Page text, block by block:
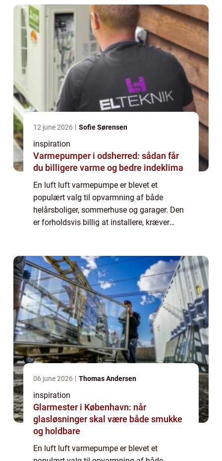
12 june 2026 Sofie Sørensen
inspiration
Varmepumper i odsherred: sådan får
du billigere varme og bedre indeklima
En luft luft varmepumpe er blevet et
populært valg til opvarmning af både
helårsboliger, sommerhuse og garager. Den
er forholdsvis billig at installere, kræver
06 june 2026 Thomas Andersen
inspiration
Glarmester i København: når
glasløsninger skal være både smukke
og holdbare
En luft luft varmepumpe er blevet et